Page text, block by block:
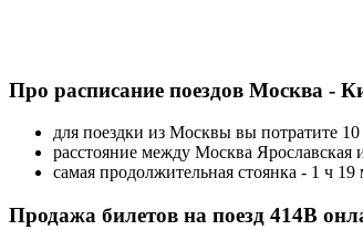
Про расписание поездов Москва -
для поездки из Москвы вы потратите
расстояние между Москва Ярославская
самая продолжительная стоянка - 1 ч
Продажа билетов на поезд 414В